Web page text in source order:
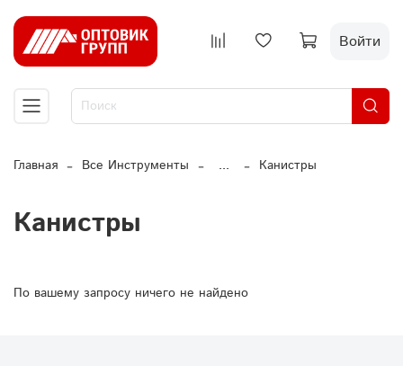
Войти
Главная Все Инструменты ... Канистры
Канистры
По вашему запросу ничего не найдено